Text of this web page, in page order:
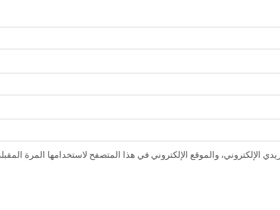
الإلكتروني، والموقع الإلكتروني في هذا المتصفح لاستخدامها المرة